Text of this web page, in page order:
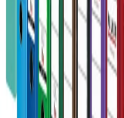
Бял
Жълт
Зелен
Кафяв
Лилав
Морскозелен
Наситено розов
Оранжев